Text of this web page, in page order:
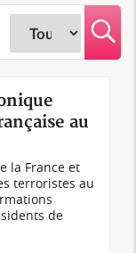
au
la France et
terroristes au
de